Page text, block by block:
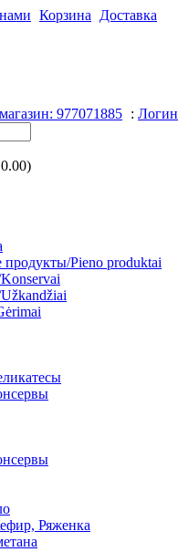
Корзина Доставка
магазин: 977071885 : Логин
Pieno produktai
Ряженка